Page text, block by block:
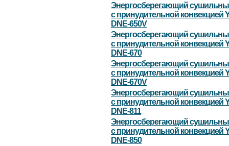
Энергосберегающий
с принудительной конвекцией
DNE-650V
Энергосберегающий
с принудительной конвекцией
DNE-670
Энергосберегающий
с принудительной конвекцией
DNE-670V
Энергосберегающий
с принудительной конвекцией
DNE-811
Энергосберегающий
с принудительной конвекцией
DNE-850